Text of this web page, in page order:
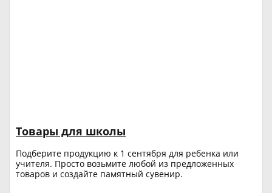
Товары для школы
Подберите продукцию к 1 сентября для ребенка или
учителя. Просто возьмите любой из предложенных
товаров и создайте памятный сувенир.